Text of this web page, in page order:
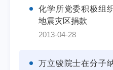
化学所党委积极组
地震灾区捐款
2013-04-28
万立骏院士在分子